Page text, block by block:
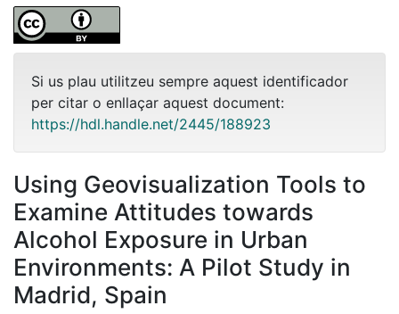
Si us plau utilitzeu sempre aquest identificador
per citar o enllaçar aquest document:
https://hdl.handle.net/2445/188923
Using Geovisualization Tools to
Examine Attitudes towards
Alcohol Exposure in Urban
Environments: A Pilot Study in
Madrid, Spain